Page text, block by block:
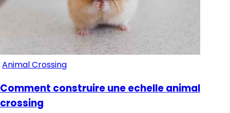
Animal Crossing
Comment construire une echelle animal
crossing